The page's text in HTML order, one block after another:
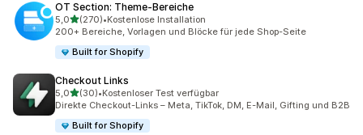
OT Section: Theme‑Bereiche
5,0von 5 Sternen
(270)
270 Rezensionen insgesamt
•Kostenlose Installation
200+ Bereiche, Vorlagen und Blöcke für jede Shop-Seite
Built for Shopify
Checkout Links
5,0von 5 Sternen
(30)
30 Rezensionen insgesamt
•Kostenloser Test verfügbar
Direkte Checkout-Links – Meta, TikTok, DM, E-Mail, Gifting und B2B
Built for Shopify